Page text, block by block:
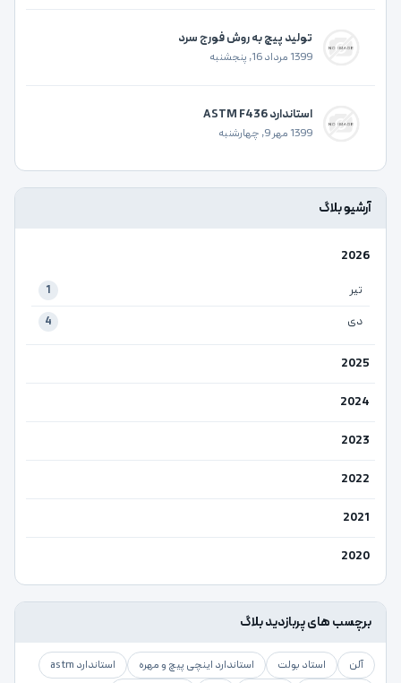
تولید پیچ به روش فورج سرد
1399 مرداد 16, پنجشنبه
استاندارد ASTM F436
1399 مهر 9, چهارشنبه
آرشیو بلاگ
2026
تیر
1
دی 4
2025
2024
2023
2022
2021
2020
برچسب های پربازدید بلاگ
آلن استاد بولت استاندارد اینچی پیچ و مهره
استاندارد astm